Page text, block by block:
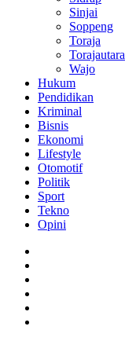
Sinjai
Soppeng
Toraja
Torajautara
Wajo
Hukum
Pendidikan
Kriminal
Bisnis
Ekonomi
Lifestyle
Otomotif
Politik
Sport
Tekno
Opini